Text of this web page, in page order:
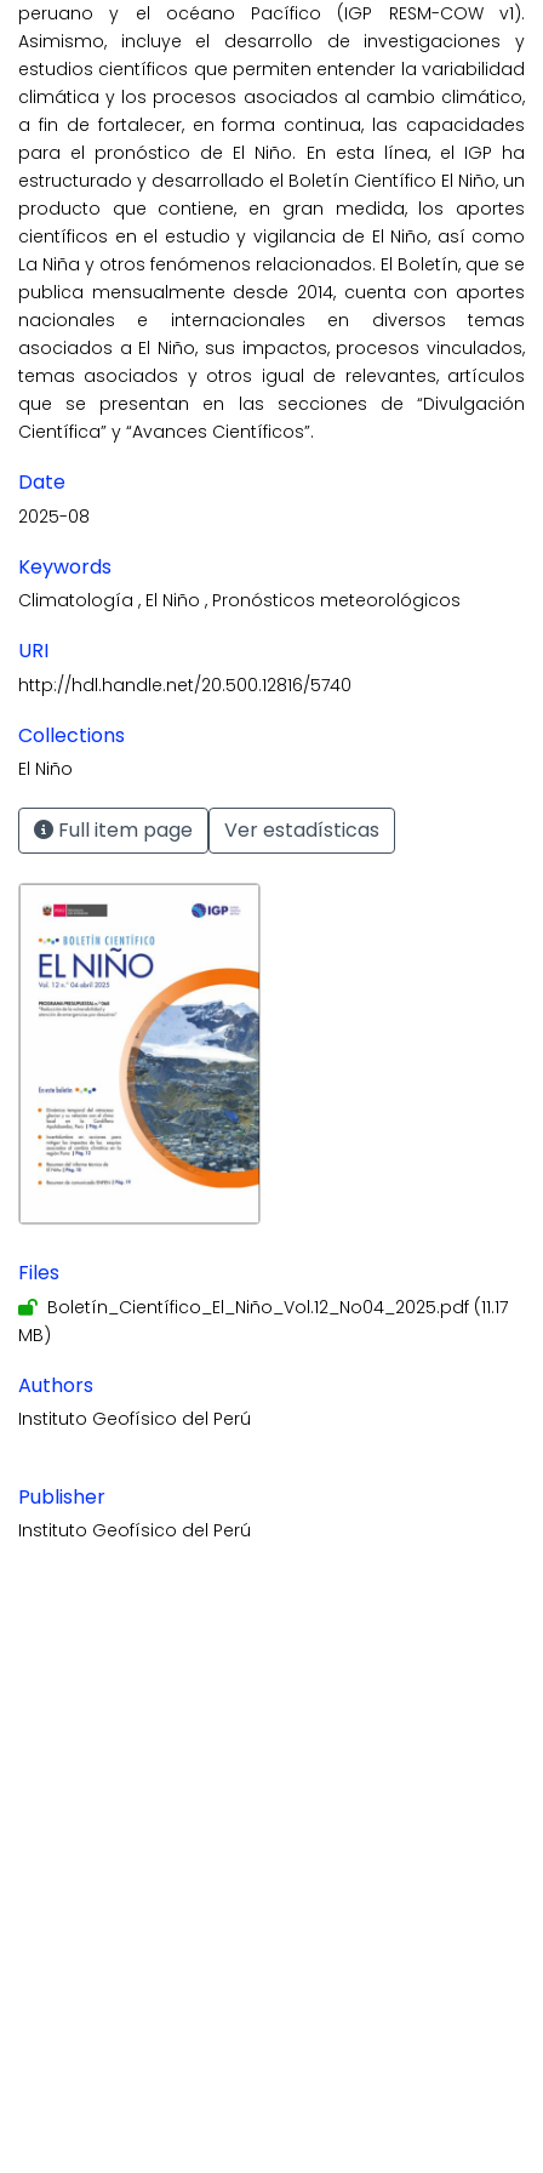
peruano y el océano Pacífico (IGP RESM-COW v1).
Asimismo, incluye el desarrollo de investigaciones y
estudios científicos que permiten entender la variabilidad
climática y los procesos asociados al cambio climático,
a fin de fortalecer, en forma continua, las capacidades
para el pronóstico de El Niño. En esta línea, el IGP ha
estructurado y desarrollado el Boletín Científico El Niño, un
producto que contiene, en gran medida, los aportes
científicos en el estudio y vigilancia de El Niño, así como
La Niña y otros fenómenos relacionados. El Boletín, que se
publica mensualmente desde 2014, cuenta con aportes
nacionales e internacionales en diversos temas
asociados a El Niño, sus impactos, procesos vinculados,
temas asociados y otros igual de relevantes, artículos
que se presentan en las secciones de “Divulgación
Científica” y “Avances Científicos”.
Date
2025-08
Keywords
Climatología , El Niño , Pronósticos meteorológicos
URI
http://hdl.handle.net/20.500.12816/5740
Collections
El Niño
Full item page Ver estadísticas
Files
Boletín_Científico_El_Niño_Vol.12_No04_2025.pdf (11.17
MB)
Authors
Instituto Geofísico del Perú
Publisher
Instituto Geofísico del Perú